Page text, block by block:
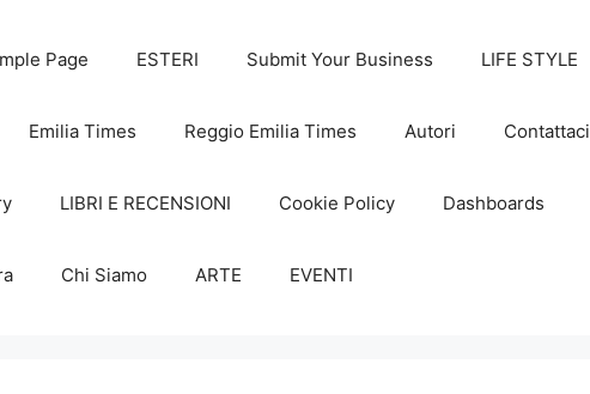
Page ESTERI Submit Your Business LIFE STYLE
Emilia Times Reggio Emilia Times Autori Contattaci
LIBRI E RECENSIONI Cookie Policy Dashboards
Chi Siamo ARTE EVENTI